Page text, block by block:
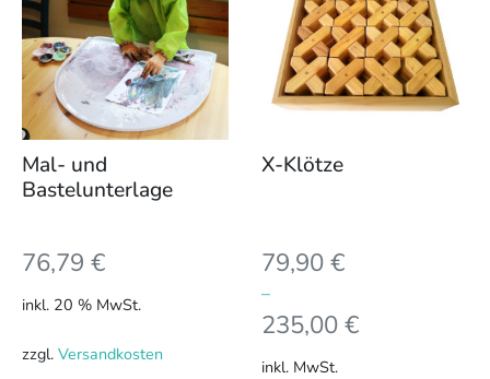
Mal- und
Bastelunterlage
76,79 €
inkl. 20 % MwSt.
zzgl. Versandkosten
X-Klötze
79,90€
–
235,00€
inkl. MwSt.
mehrere
Varianten
auf.
Die
können
gewählt